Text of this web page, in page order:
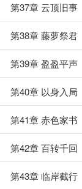
第37章 云顶旧事
第38章 藤萝祭君
第39章 盈盈平声
第40章 以身入局
第41章 赤色家书
第42章 百转千回
第43章 临岸截行